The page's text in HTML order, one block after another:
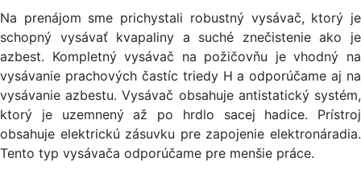
Na prenájom sme prichystali robustný vysávač, ktorý je
schopný vysávať kvapaliny a suché znečistenie ako je
azbest. Kompletný vysávač na požičovňu je vhodný na
vysávanie prachových častíc triedy H a odporúčame aj na
vysávanie azbestu. Vysávač obsahuje antistatický systém,
ktorý je uzemnený až po hrdlo sacej hadice. Prístroj
obsahuje elektrickú zásuvku pre zapojenie elektronáradia.
Tento typ vysávača odporúčame pre menšie práce.